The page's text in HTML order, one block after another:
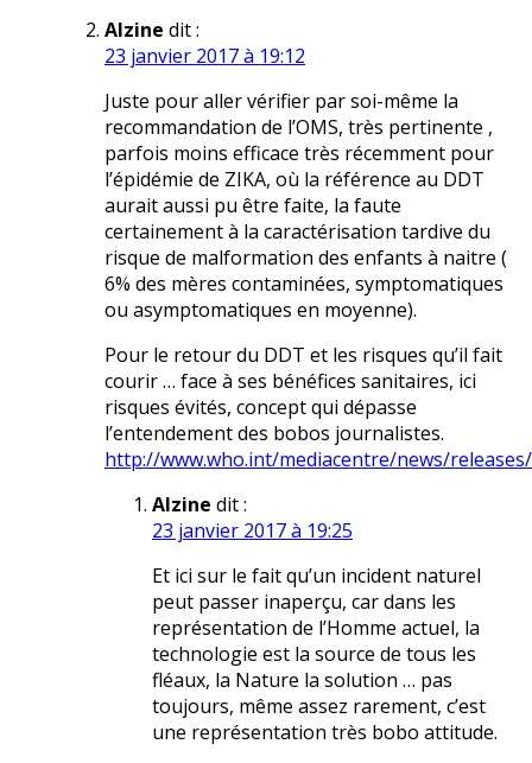
Alzine dit :
23 janvier 2017 à 19:12
Juste pour aller vérifier par soi-même la
recommandation de l’OMS, très pertinente ,
parfois moins efficace très récemment pour
l’épidémie de ZIKA, où la référence au DDT
aurait aussi pu être faite, la faute
certainement à la caractérisation tardive du
risque de malformation des enfants à naitre (
6% des mères contaminées, symptomatiques
ou asymptomatiques en moyenne).
Pour le retour du DDT et les risques qu’il fait
courir … face à ses bénéfices sanitaires, ici
risques évités, concept qui dépasse
l’entendement des bobos journalistes.
http://www.who.int/mediacentre/news/
Alzine dit :
23 janvier 2017 à 19:25
Et ici sur le fait qu’un incident naturel
peut passer inaperçu, car dans les
représentation de l’Homme actuel, la
technologie est la source de tous les
fléaux, la Nature la solution … pas
toujours, même assez rarement, c’est
une représentation très bobo attitude.